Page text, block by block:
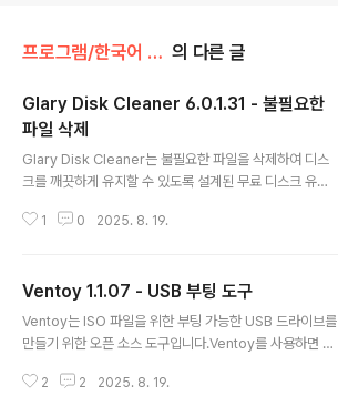
프로그램/한국어 패치 의 다른 글
Glary Disk Cleaner 6.0.1.31 - 불필요한
파일 삭제
Glary Disk Cleaner는 불필요한 파일을 삭제하여 디스
크를 깨끗하게 유지할 수 있도록 설계된 무료 디스크 유틸
프로그램 불완전 제거기, 임시 인터넷 파일 등의 결과로 나
수 있도록 도와줍니다.기능직관적이고 사용하기 쉬운 인터
페이스목록 무시 지원, 삭제를 원하지 않는 파일 제외전문
가용 고속 스캔 커널임시 파일 사용자 지정 정리 지원한 눈
Portable.zip 단일 포터블: GlaryDiskCleaner.zip
1 0 2025. 8. 19.
Ventoy 1.1.07 - USB 부팅 도구
Ventoy는 ISO 파일을 위한 부팅 가능한 USB 드라이브를
만들기 위한 오픈 소스 도구입니다.Ventoy를 사용하면 디
파일을 복사하고 부팅하기만 하면 됩니다. 한 번에 많은 IS
2 2 2025. 8. 19.